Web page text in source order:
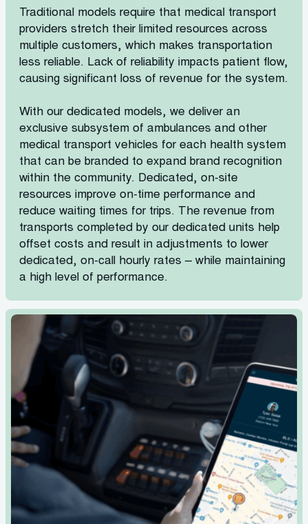
Traditional models require that medical transport
providers stretch their limited resources across
multiple customers, which makes transportation
less reliable. Lack of reliability impacts patient flow,
causing significant loss of revenue for the system.
With our dedicated models, we deliver an
exclusive subsystem of ambulances and other
medical transport vehicles for each health system
that can be branded to expand brand recognition
within the community. Dedicated, on-site
resources improve on-time performance and
reduce waiting times for trips. The revenue from
transports completed by our dedicated units help
offset costs and result in adjustments to lower
dedicated, on-call hourly rates – while maintaining
a high level of performance.